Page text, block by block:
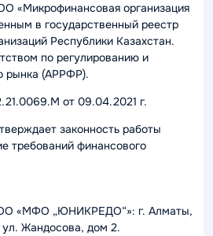
«Микрофинансовая организация
в государственный реестр
Республики Казахстан.
по регулированию и
рынка (АРРФР).
от 09.04.2021 г.
законность работы
требований финансового
«МФО „ЮНИКРЕДО“»: г. Алматы,
Жандосова, дом 2.